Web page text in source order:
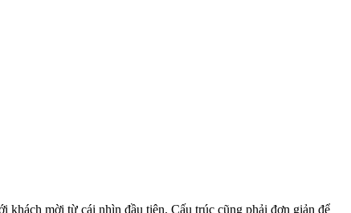
khách mời từ cái nhìn đầu tiên. Cấu trúc cũng phải đơn giản để